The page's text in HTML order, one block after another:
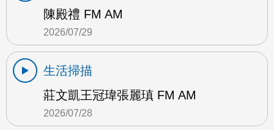
陳殿禮 FM AM
2026/07/29
生活掃描
莊文凱王冠瑋張麗瑱 FM AM
2026/07/28